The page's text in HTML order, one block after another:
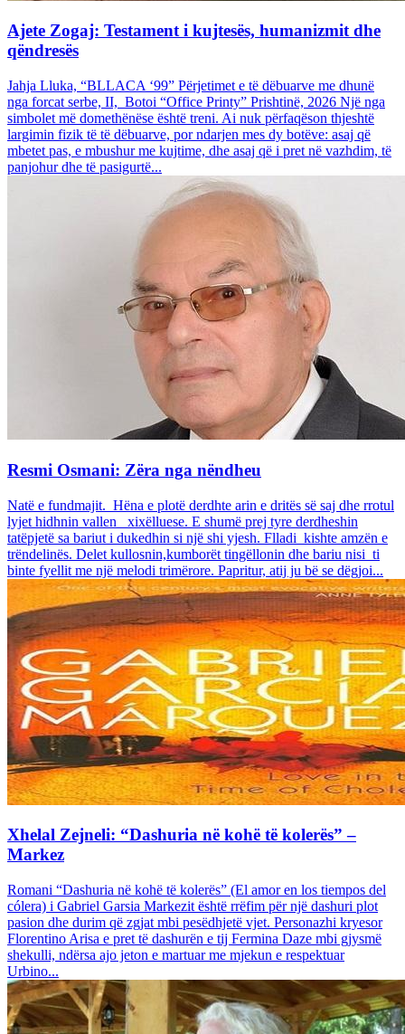
Ajete Zogaj: Testament i kujtesës, humanizmit dhe
qëndresës
Jahja Lluka, “BLLACA ‘99” Përjetimet e të dëbuarve me dhunë
nga forcat serbe, II, Botoi “Office Printy” Prishtinë, 2026 Një nga
simbolet më domethënëse është treni. Ai nuk përfaqëson thjeshtë
largimin fizik të të dëbuarve, por ndarjen mes dy botëve: asaj që
mbetet pas, e mbushur me kujtime, dhe asaj që i pret në vazhdim, të
panjohur dhe të pasigurtë...
Resmi Osmani: Zëra nga nëndheu
Natë e fundmajit. Hëna e plotë derdhte arin e dritës së saj dhe rrotul
lyjet hidhnin vallen xixëlluese. E shumë prej tyre derdheshin
tatëpjetë sa bariut i dukedhin si një shi yjesh. Flladi kishte amzën e
trëndelinës. Delet kullosnin,kumborët tingëllonin dhe bariu nisi ti
binte fyellit me një melodi trimërore. Papritur, atij ju bë se dëgjoi...
Xhelal Zejneli: “Dashuria në kohë të kolerës” –
Markez
Romani “Dashuria në kohë të kolerës” (El amor en los tiempos del
cólera) i Gabriel Garsia Markezit është rrëfim për një dashuri plot
pasion dhe durim që zgjat mbi pesëdhjetë vjet. Personazhi kryesor
Florentino Arisa e pret të dashurën e tij Fermina Daze mbi gjysmë
shekulli, ndërsa ajo jeton e martuar me mjekun e respektuar
Urbino...